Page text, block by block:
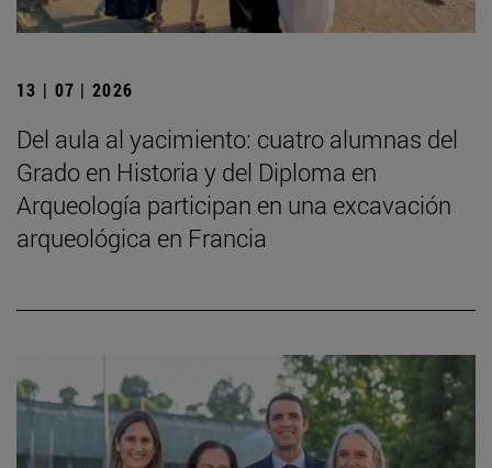
13 | 07 | 2026
Del aula al yacimiento: cuatro alumnas del
Grado en Historia y del Diploma en
Arqueología participan en una excavación
arqueológica en Francia